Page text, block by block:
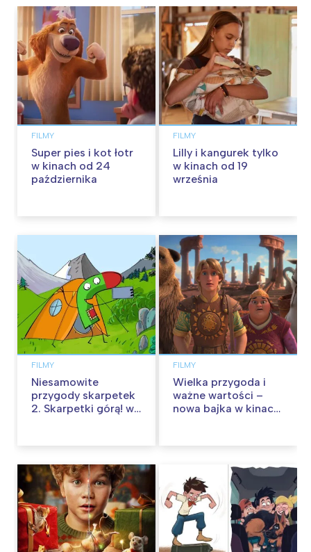
FILMY
Super pies i kot łotr
w kinach od 24
października
FILMY
Lilly i kangurek tylko
w kinach od 19
września
FILMY
Niesamowite
przygody skarpetek
2. Skarpetki górą! w
FILMY
Wielka przygoda i
ważne wartości –
nowa bajka w kinach